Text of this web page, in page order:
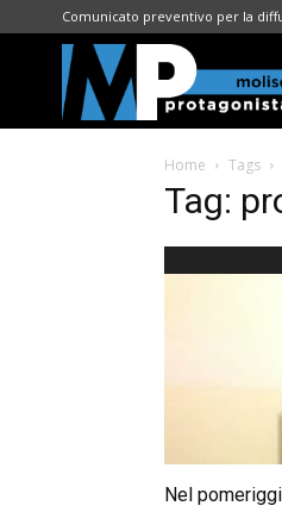
Comunicato preventivo per la
Home Tags
Tag:
Nel